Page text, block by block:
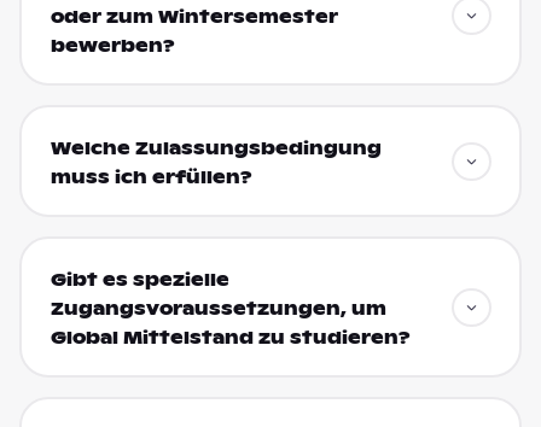
oder zum Wintersemester
bewerben?
Welche Zulassungsbedingung
muss ich erfüllen?
Gibt es spezielle
Zugangsvoraussetzungen, um
Global Mittelstand zu studieren?